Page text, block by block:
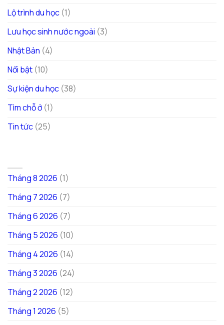
Lộ trình du học (1)
Lưu học sinh nước ngoài (3)
Nhật Bản (4)
Nổi bật (10)
Sự kiện du học (38)
Tìm chỗ ở (1)
Tin tức (25)
Tháng 8 2026 (1)
Tháng 7 2026 (7)
Tháng 6 2026 (7)
Tháng 5 2026 (10)
Tháng 4 2026 (14)
Tháng 3 2026 (24)
Tháng 2 2026 (12)
Tháng 1 2026 (5)